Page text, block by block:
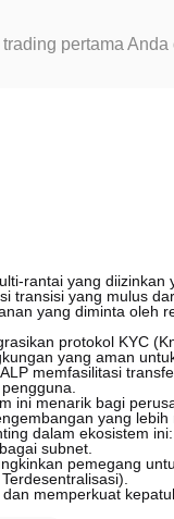
pertama
rantai yang
transisi yang mulus
yang diminta oleh
protokol KYC
yang aman
memfasilitasi
ini menarik bagi
yang lebih
dalam ekosistem ini:
subnet.
pemegang
memperkuat